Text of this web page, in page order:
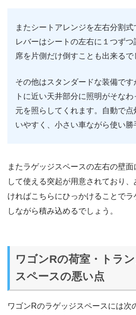
またシートアレンジを左右分割
レバーはシートの左右に１つず
席を片側だけ倒すことも出来るで
その他はスタンダードな装備で
トに近い天井部分に照明がそな
元を照らしてくれます。自動で
いやすく、小さい車ながら使い勝
またラゲッジスペースの左右の壁
して使える突起が用意されており
ければこちらにひっかけることで
しながら積み込めるでしょう。
ワゴンRの荷室・トラ
スペースの悪い点
ワゴンRのラゲッジスペースには次